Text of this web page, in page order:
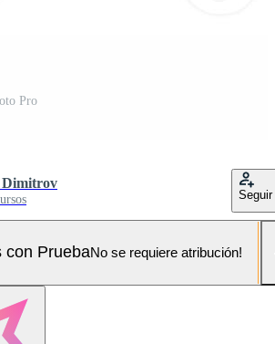
Pro
Dimitrov
Seguir
con PruebaNo se requiere atribución!